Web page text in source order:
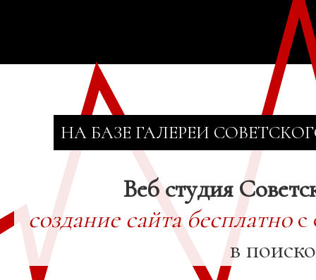
НА БАЗЕ ГАЛЕРЕИ
Веб студия
создание сайта бесплатнос
в